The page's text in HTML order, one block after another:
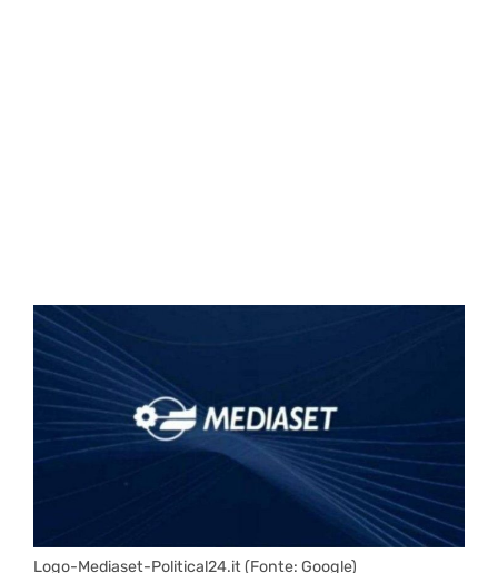
Logo-Mediaset-Political24.it (Fonte: Google)